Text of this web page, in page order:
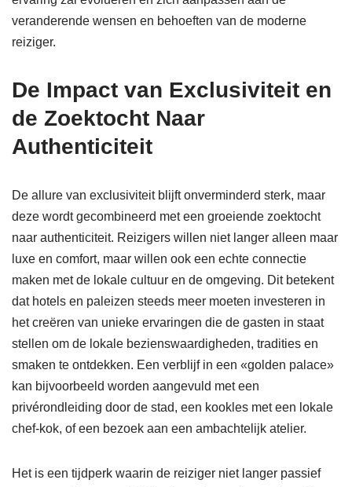
veranderende wensen en behoeften van de moderne
reiziger.
De Impact van Exclusiviteit en
de Zoektocht Naar
Authenticiteit
De allure van exclusiviteit blijft onverminderd sterk, maar
deze wordt gecombineerd met een groeiende zoektocht
naar authenticiteit. Reizigers willen niet langer alleen maar
luxe en comfort, maar willen ook een echte connectie
maken met de lokale cultuur en de omgeving. Dit betekent
dat hotels en paleizen steeds meer moeten investeren in
het creëren van unieke ervaringen die de gasten in staat
stellen om de lokale bezienswaardigheden, tradities en
smaken te ontdekken. Een verblijf in een «golden palace»
kan bijvoorbeeld worden aangevuld met een
privérondleiding door de stad, een kookles met een lokale
chef-kok, of een bezoek aan een ambachtelijk atelier.
Het is een tijdperk waarin de reiziger niet langer passief